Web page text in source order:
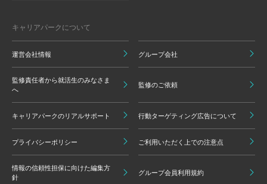
キャリアパークについて
運営会社情報 グループ会社
監修責任者から就活生のみなさま
へ
監修のご依頼
キャリアパークのリアルサポート 行動ターゲティング広告について
プライバシーポリシー ご利用いただく上での注意点
情報の信頼性担保に向けた編集方
針
グループ会員利用規約